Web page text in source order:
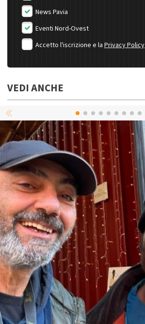
News Pavia
Eventi Nord-Ovest
Accetto l'iscrizione e la Privacy Policy
VEDI ANCHE